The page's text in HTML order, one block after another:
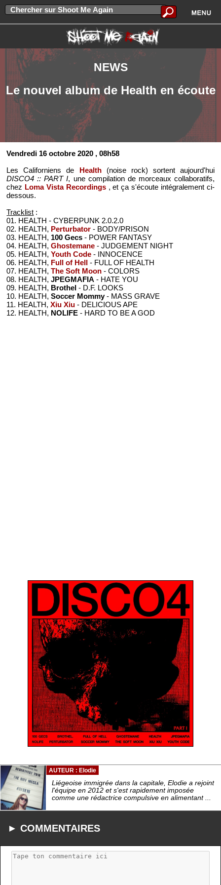
NEWS
Le nouvel album de Health en écoute
Vendredi 16 octobre 2020 , 08h58
Les Californiens de Health(noise rock) sortent aujourd'hui
DISCO4 :: PART I, une compilation de morceaux collaboratifs,
chez Loma Vista Recordings, et ça s'écoute intégralement ci-
dessous.
Tracklist :
01. HEALTH - CYBERPUNK 2.0.2.0
02. HEALTH, Perturbator - BODY/PRISON
03. HEALTH, 100 Gecs - POWER FANTASY
04. HEALTH,Ghostemane - JUDGEMENT NIGHT
05. HEALTH,Youth Code - INNOCENCE
06. HEALTH, Full of Hell - FULL OF HEALTH
07. HEALTH,The Soft Moon - COLORS
08. HEALTH,JPEGMAFIA - HATE YOU
09. HEALTH, Brothel - D.F. LOOKS
10. HEALTH,Soccer Mommy- MASS GRAVE
11. HEALTH,Xiu Xiu - DELICIOUS APE
12. HEALTH, NOLIFE - HARD TO BE A GOD
AUTEUR : Elodie
Liégeoise immigrée dans la capitale, Elodie a rejoint
l'équipe en 2012 et s'est rapidement imposée
comme une rédactrice compulsive en alimentant ...
► COMMENTAIRES